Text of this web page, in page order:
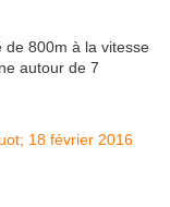
de 800m à la vitesse
autour de 7